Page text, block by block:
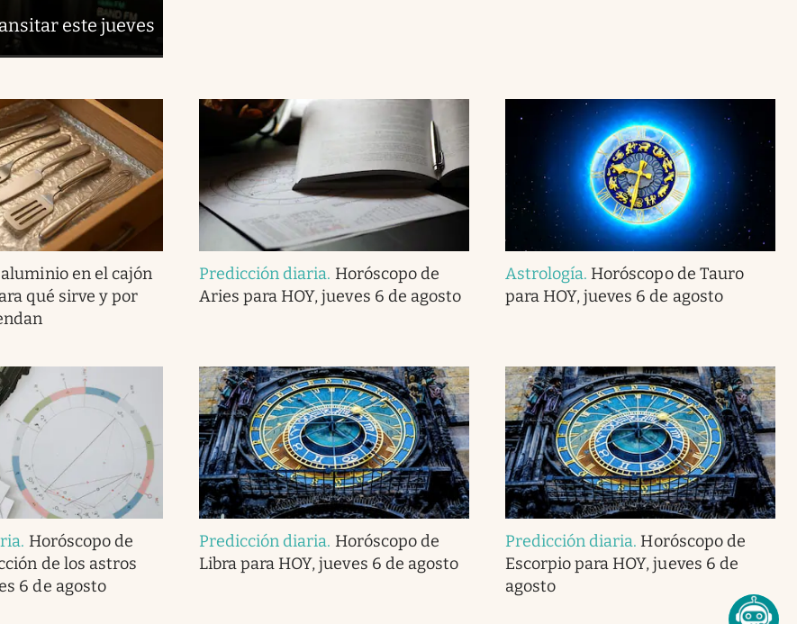
este jueves
en el cajón
qué sirve y por
Predicción diaria. Horóscopo de
Aries para HOY, jueves 6 de agosto
Astrología. Horóscopo de Tauro
para HOY, jueves 6 de agosto
. Horóscopo de
de los astros
6 de agosto
Predicción diaria. Horóscopo de
Libra para HOY, jueves 6 de agosto
Predicción diaria. Horóscopo de
Escorpio para HOY, jueves 6 de
agosto